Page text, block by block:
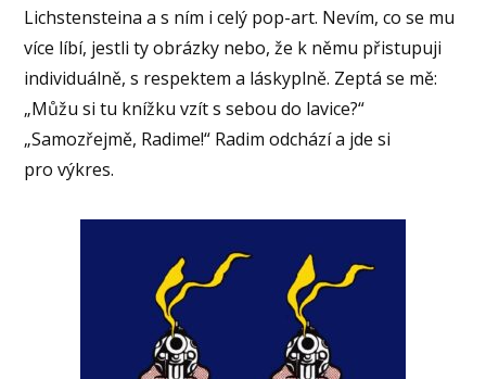
Lichstensteina a s ním i celý pop-art. Nevím, co se mu
více líbí, jestli ty obrázky nebo, že k němu přistupuji
individuálně, s respektem a láskyplně. Zeptá se mě:
„Můžu si tu knížku vzít s sebou do lavice?“
„Samozřejmě, Radime!“ Radim odchází a jde si
pro výkres.